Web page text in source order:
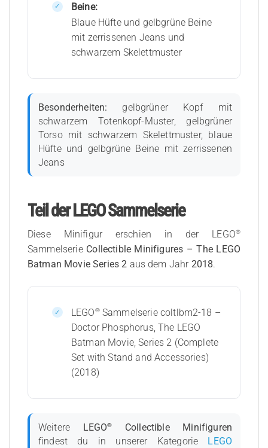
Beine:
Blaue Hüfte und gelbgrüne Beine
mit zerrissenen Jeans und
schwarzem Skelettmuster
Besonderheiten: gelbgrüner Kopf mit
schwarzem Totenkopf-Muster, gelbgrüner
Torso mit schwarzem Skelettmuster, blaue
Hüfte und gelbgrüne Beine mit zerrissenen
Jeans
Teil der LEGO Sammelserie
Diese Minifigur erschien in der LEGO®
Sammelserie Collectible Minifigures – The LEGO
Batman Movie Series 2 aus dem Jahr 2018.
LEGO®Sammelserie coltlbm2-18 –
Doctor Phosphorus, The LEGO
Batman Movie, Series 2 (Complete
Set with Stand and Accessories)
(2018)
Weitere LEGO®
Collectible Minifiguren
findest du in unserer Kategorie LEGO